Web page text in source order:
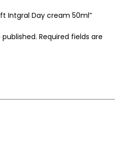
Intgral Day cream 50ml”
Required fields are